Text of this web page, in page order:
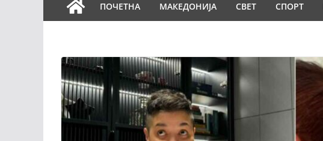
ПОЧЕТНА МАКЕДОНИЈА СВЕТ СПОРТ